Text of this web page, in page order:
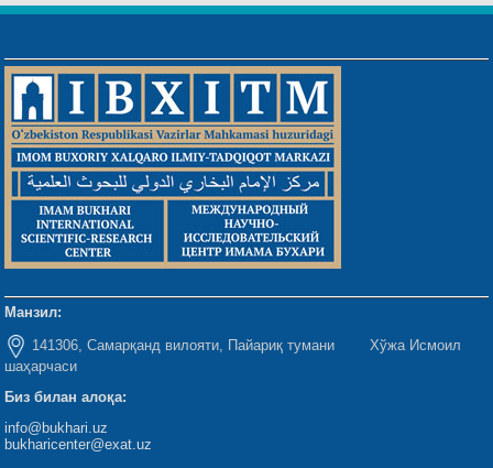
Манзил:
141306, Самарқанд вилояти, Пайариқ тумани Хўжа Исмоил
шаҳарчаси
Биз билан алоқа:
info@bukhari.uz
bukharicenter@exat.uz